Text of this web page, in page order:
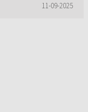
11-09-2025